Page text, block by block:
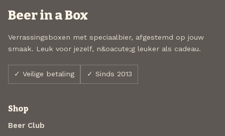
Beer in a Box
Verrassingsboxen met speciaalbier, afgestemd op jouw
smaak. Leuk voor jezelf, n&oacute;g leuker als cadeau.
✓ Veilige betaling ✓ Sinds 2013
Shop
Beer Club